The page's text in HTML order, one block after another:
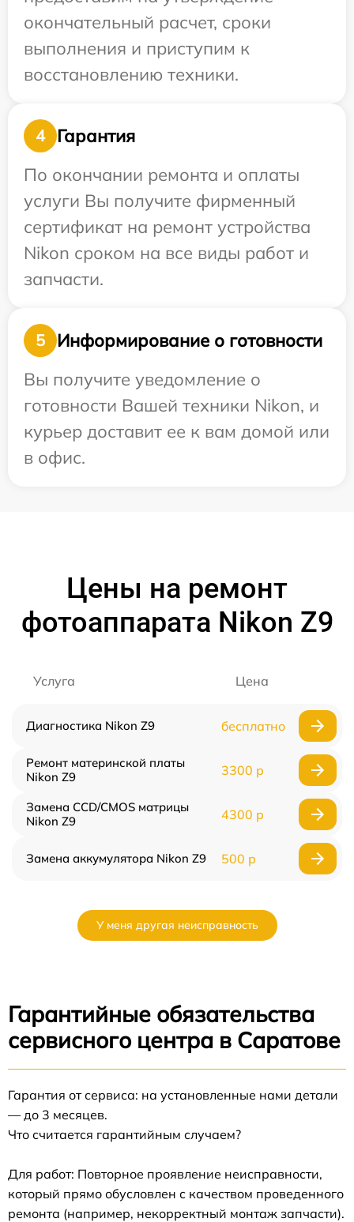
окончательный расчет, сроки
выполнения и приступим к
восстановлению техники.
4
Гарантия
По окончании ремонта и оплаты
услуги Вы получите фирменный
сертификат на ремонт устройства
Nikon сроком на все виды работ и
запчасти.
5
Информирование о готовности
Вы получите уведомление о
готовности Вашей техники Nikon, и
курьер доставит ее к вам домой или
в офис.
Цены на ремонт
фотоаппарата Nikon Z9
Услуга Цена
Диагностика Nikon Z9 бесплатно
Ремонт материнской платы
Nikon Z9
3300 р
Замена CCD/CMOS матрицы
Nikon Z9
4300 р
Замена аккумулятора Nikon Z9 500 р
У меня другая неисправность
Гарантийные обязательства
сервисного центра в Саратове
Гарантия от сервиса: на установленные нами детали
— до 3 месяцев.
Что считается гарантийным случаем?
Для работ: Повторное проявление неисправности,
который прямо обусловлен с качеством проведенного
ремонта (например, некорректный монтаж запчасти).